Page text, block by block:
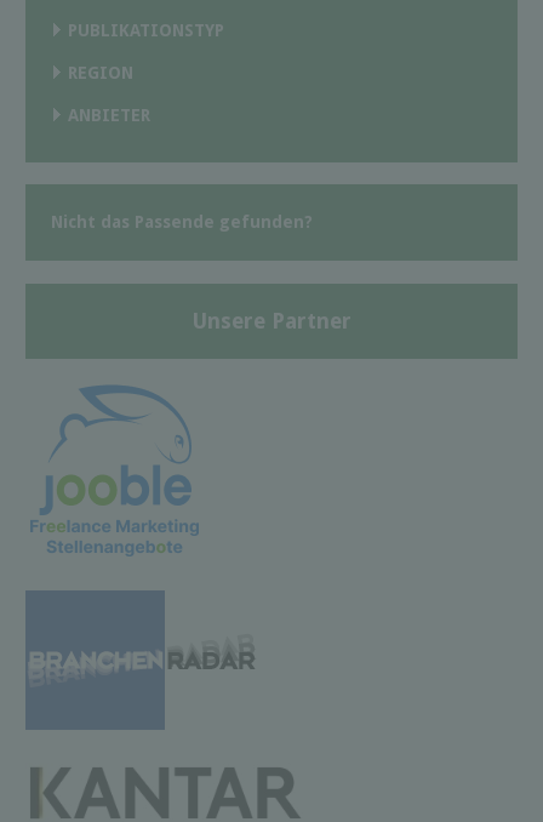
PUBLIKATIONSTYP
REGION
ANBIETER
Nicht das Passende gefunden?
Unsere Partner